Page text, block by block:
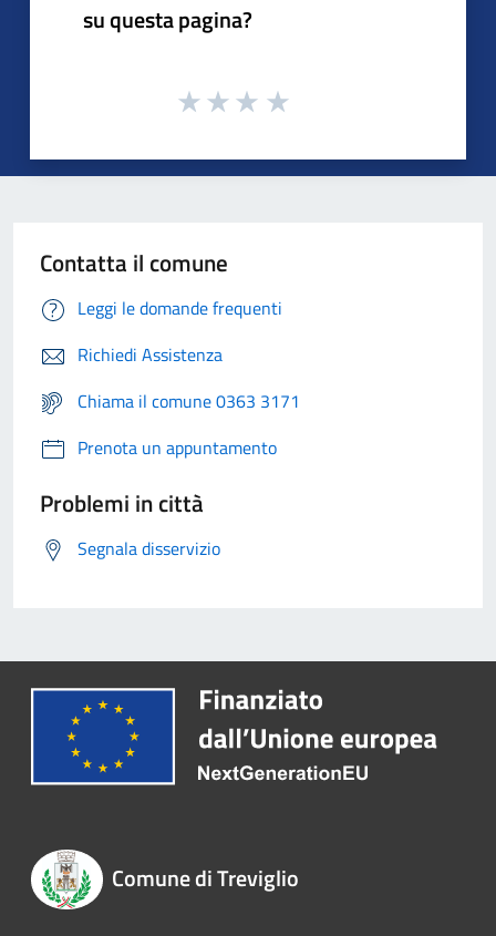
su questa pagina?
Contatta il comune
Leggi le domande frequenti
Richiedi Assistenza
Chiama il comune 0363 3171
Prenota un appuntamento
Problemi in città
Segnala disservizio
Comune di Treviglio